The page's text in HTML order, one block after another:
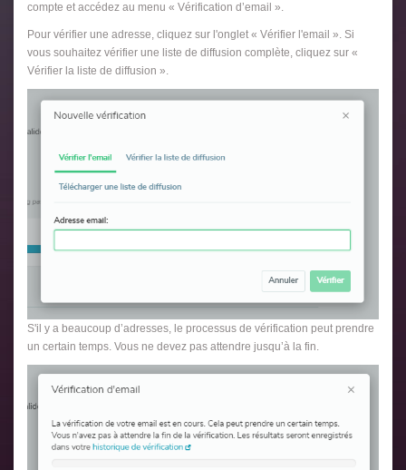
compte et accédez au menu « Vérification d’email ».
Pour vérifier une adresse, cliquez sur l'onglet « Vérifier l'email ». Si
vous souhaitez vérifier une liste de diffusion complète, cliquez sur «
Vérifier la liste de diffusion ».
S'il y a beaucoup d’adresses, le processus de vérification peut prendre
un certain temps. Vous ne devez pas attendre jusqu’à la fin.